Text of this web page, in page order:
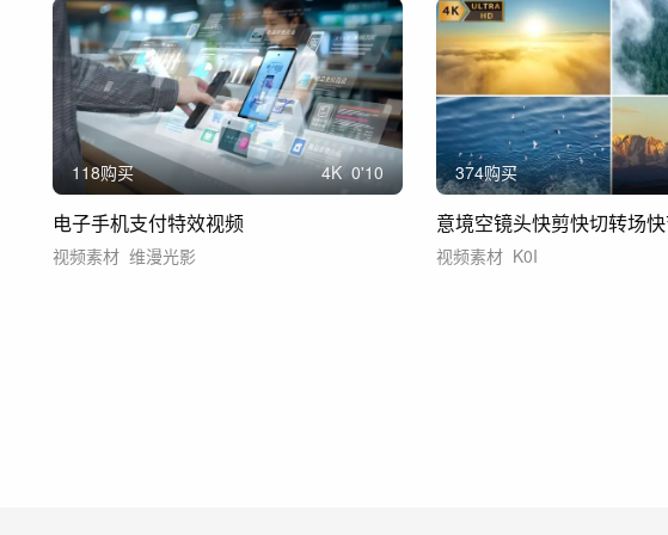
118购买 4K 0'10
电子手机支付特效视频
视频素材 维漫光影
374购买
视频素材 K0I